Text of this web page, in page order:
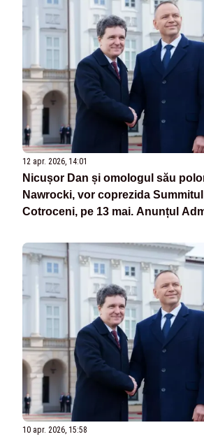
12 apr. 2026, 14:01
Nicușor Dan și omologul său
Nawrocki, vor coprezida Summitul
Cotroceni, pe 13 mai. Anunțul
10 apr. 2026, 15:58